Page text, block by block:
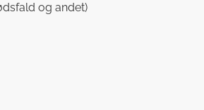
og andet)